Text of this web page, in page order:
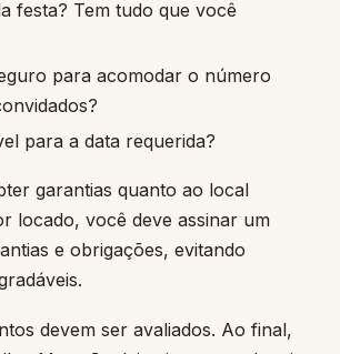
festa? Tem tudo que você
para acomodar o número
para a data requerida?
garantias quanto ao local
locado, você deve assinar um
e obrigações, evitando
devem ser avaliados. Ao final,